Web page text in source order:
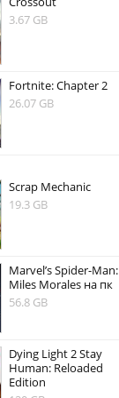
3.67 GB
Fortnite: Chapter 2
26.07 GB
Scrap Mechanic
19.3 GB
Marvel’s Spider-Man:
Miles Morales на пк
56.8 GB
Dying Light 2 Stay
Human: Reloaded
Edition